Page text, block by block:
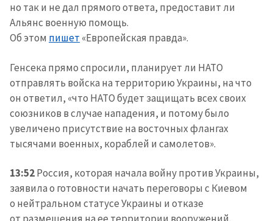
но так и не дал прямого ответа, предоставит ли
Альянс военную помощь.
Об этом пишет «Европейская правда».
Генсека прямо спросили, планирует ли НАТО
отправлять войска на территорию Украины, на что
он ответил, «что НАТО будет защищать всех своих
союзников в случае нападения, и потому было
увеличено присутствие на восточных флангах
тысячами военных, кораблей и самолетов».
13:52Россия, которая начала войну против Украины,
заявила о готовности начать переговоры с Киевом
о нейтральном статусе Украины и отказе